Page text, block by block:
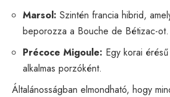
Marsol: Szintén francia hibrid,
beporozza a Bouche de Bétizac-ot.
Précoce Migoule: Egy korai
alkalmas porzóként.
Általánosságban elmondható, hogy